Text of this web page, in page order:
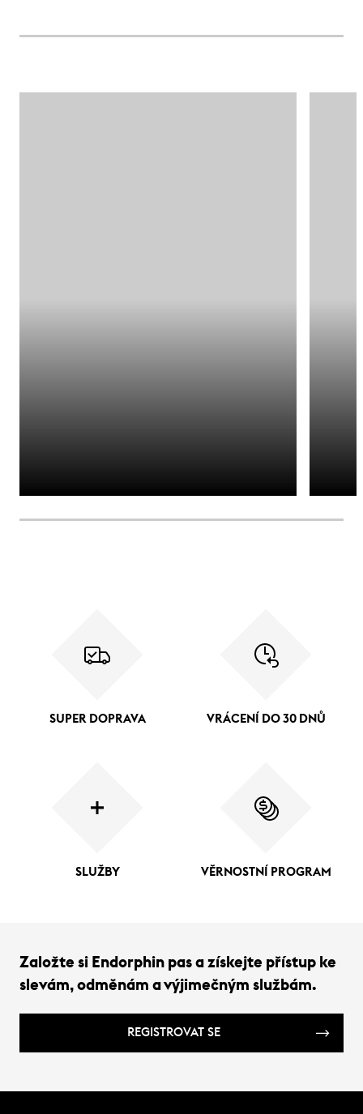
SUPER DOPRAVA VRÁCENÍ DO 30 DNŮ
SLUŽBY VĚRNOSTNÍ PROGRAM
Založte si Endorphin pas a získejte přístup ke
slevám, odměnám a výjimečným službám.
REGISTROVAT SE